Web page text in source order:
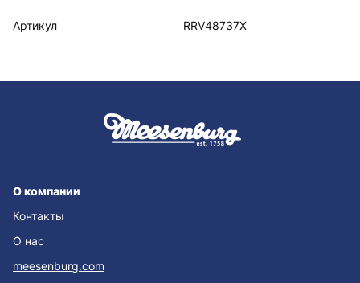
Артикул RRV48737X
О компании
Контакты
О нас
meesenburg.com